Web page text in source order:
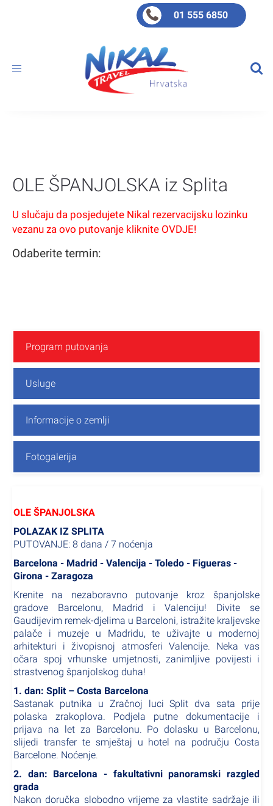
01 555 6850
Toggle
OLE ŠPANJOLSKA iz Splita
U slučaju da posjedujete Nikal rezervacijsku lozinku
vezanu za ovo putovanje kliknite OVDJE!
Odaberite termin:
Program putovanja
Usluge
Informacije o zemlji
Fotogalerija
OLE ŠPANJOLSKA
POLAZAK IZ SPLITA
PUTOVANJE: 8 dana / 7 noćenja
Barcelona - Madrid - Valencija - Toledo - Figueras -
Girona - Zaragoza
Krenite na nezaboravno putovanje kroz španjolske
gradove Barcelonu, Madrid i Valenciju! Divite se
Gaudijevim remek-djelima u Barceloni, istražite kraljevske
palače i muzeje u Madridu, te uživajte u modernoj
arhitekturi i živopisnoj atmosferi Valencije. Neka vas
očara spoj vrhunske umjetnosti, zanimljive povijesti i
strastvenog španjolskog duha!
1. dan: Split – Costa Barcelona
Sastanak putnika u Zračnoj luci Split dva sata prije
polaska zrakoplova. Podjela putne dokumentacije i
prijava na let za Barcelonu. Po dolasku u Barcelonu,
slijedi transfer te smještaj u hotel na području Costa
Barcelone. Noćenje.
2. dan: Barcelona - fakultativni panoramski razgled
grada
Nakon doručka slobodno vrijeme za vlastite sadržaje ili